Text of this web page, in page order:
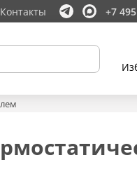
Контакты +7